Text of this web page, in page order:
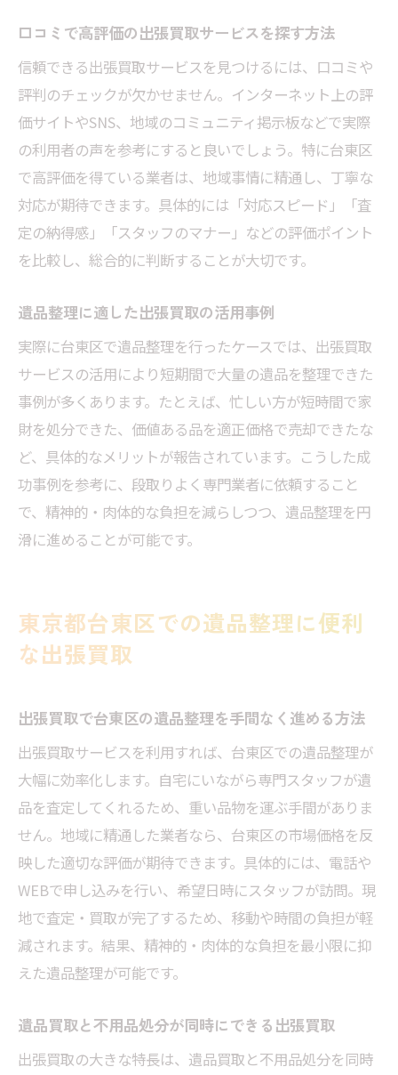
口コミで高評価の出張買取サービスを探す方法
信頼できる出張買取サービスを見つけるには、口コミや
評判のチェックが欠かせません。インターネット上の評
価サイトやSNS、地域のコミュニティ掲示板などで実際
の利用者の声を参考にすると良いでしょう。特に台東区
で高評価を得ている業者は、地域事情に精通し、丁寧な
対応が期待できます。具体的には「対応スピード」「査
定の納得感」「スタッフのマナー」などの評価ポイント
を比較し、総合的に判断することが大切です。
遺品整理に適した出張買取の活用事例
実際に台東区で遺品整理を行ったケースでは、出張買取
サービスの活用により短期間で大量の遺品を整理できた
事例が多くあります。たとえば、忙しい方が短時間で家
財を処分できた、価値ある品を適正価格で売却できたな
ど、具体的なメリットが報告されています。こうした成
功事例を参考に、段取りよく専門業者に依頼すること
で、精神的・肉体的な負担を減らしつつ、遺品整理を円
滑に進めることが可能です。
東京都台東区での遺品整理に便利
な出張買取
出張買取で台東区の遺品整理を手間なく進める方法
出張買取サービスを利用すれば、台東区での遺品整理が
大幅に効率化します。自宅にいながら専門スタッフが遺
品を査定してくれるため、重い品物を運ぶ手間がありま
せん。地域に精通した業者なら、台東区の市場価格を反
映した適切な評価が期待できます。具体的には、電話や
WEBで申し込みを行い、希望日時にスタッフが訪問。現
地で査定・買取が完了するため、移動や時間の負担が軽
減されます。結果、精神的・肉体的な負担を最小限に抑
えた遺品整理が可能です。
遺品買取と不用品処分が同時にできる出張買取
出張買取の大きな特長は、遺品買取と不用品処分を同時